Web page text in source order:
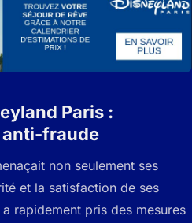
Paris :
anti-fraude
non seulement ses
et la satisfaction de ses
a rapidement pris des mesures